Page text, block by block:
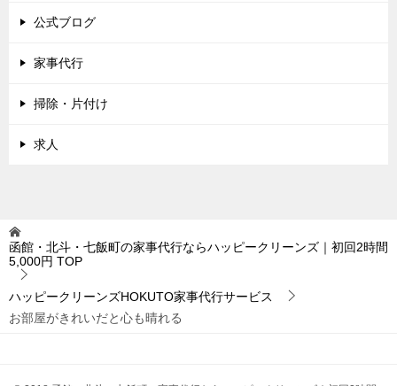
公式ブログ
家事代行
掃除・片付け
求人
函館・北斗・七飯町の家事代行ならハッピークリーンズ｜初回2時間
5,000円 TOP
ハッピークリーンズHOKUTO家事代行サービス
お部屋がきれいだと心も晴れる